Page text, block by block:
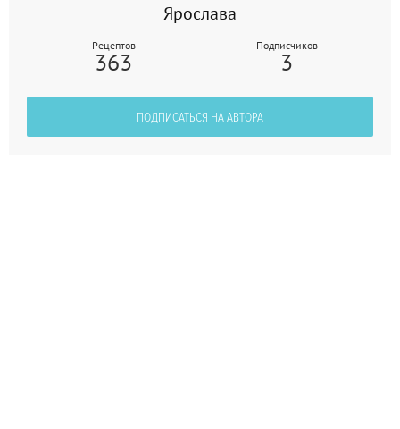
Ярослава
Рецептов
363
Подписчиков
3
ПОДПИСАТЬСЯ НА АВТОРА